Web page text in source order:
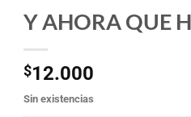
Y AHORA QUE
$12.000
Sin existencias